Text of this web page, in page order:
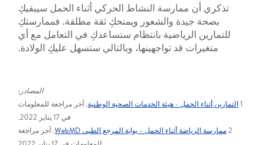
تذكري أن ممارسة النشاط الحركي أثناء الحمل سيبقيكِ
بصحة جيدة والشعور ويمنحكِ ثقة مطلقة. فممارستكِ
للتمارين الرياضية بانتظام ستساعدكِ في التعامل مع أي
متغيرات قد تواجهينها، وبالتالي ستسهل عليكِ الولادة.
المصادر :
1التمارين أثناء الحمل - هيئة الخدمات الصحية الوطنية. آخر مراجعة للمعلومات
في 17 يناير 2022.
2ممارسة الرياضة أثناء الحمل – بوابة المرجع الطبي WebMD
. آخر مراجعة